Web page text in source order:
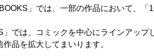
」では、一部の作品において、「
」では、コミックを中心にラインアップ
品を拡大してまいります。